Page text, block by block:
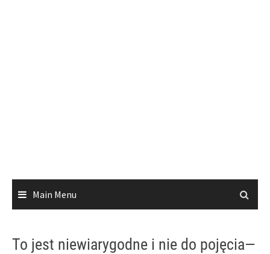
Main Menu
To jest niewiarygodne i nie do pojęcia—